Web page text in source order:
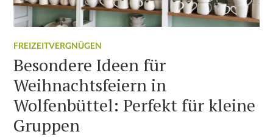
FREIZEITVERGNÜGEN
Besondere Ideen für
Weihnachtsfeiern in
Wolfenbüttel: Perfekt für kleine
Gruppen